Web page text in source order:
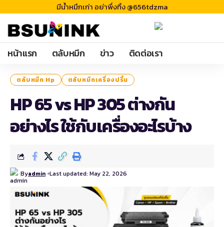
มีน้ำหมึกเก่า อย่าพึ่งทิ้ง @656tdzma
หน้าแรก ตลับหมึก ข่าว ติดต่อเรา
ตลับหมึก Hp ตลับหมึกเครื่องปริ้น
HP 65 vs HP 305 ต่างกัน
อย่างไร ใช้กับเครื่องอะไรบ้าง
Byadmin Last updated: May 22, 2026